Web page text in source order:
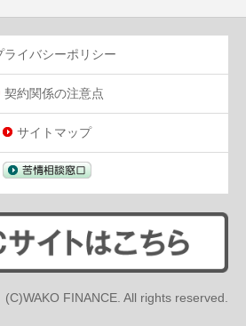
ライバシーポリシー
契約関係の注意点
サイトマップ
(C)WAKO FINANCE. All rights reserved.